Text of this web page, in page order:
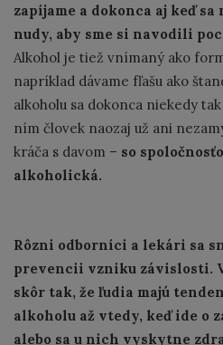
zapíjame a dokonca aj keď
nudy, aby sme si navodili
Alkohol je tiež vnímaný ako
napríklad dávame fľašu ako
alkoholu sa dokonca niekedy
ním človek naozaj už ani
kráča s davom – so
alkoholická.
Rôzni odborníci a lekári sa
prevencii vzniku závislosti.
skôr tak, že ľudia majú
alkoholu až vtedy, keď ide o
alebo sa u nich vyskytne